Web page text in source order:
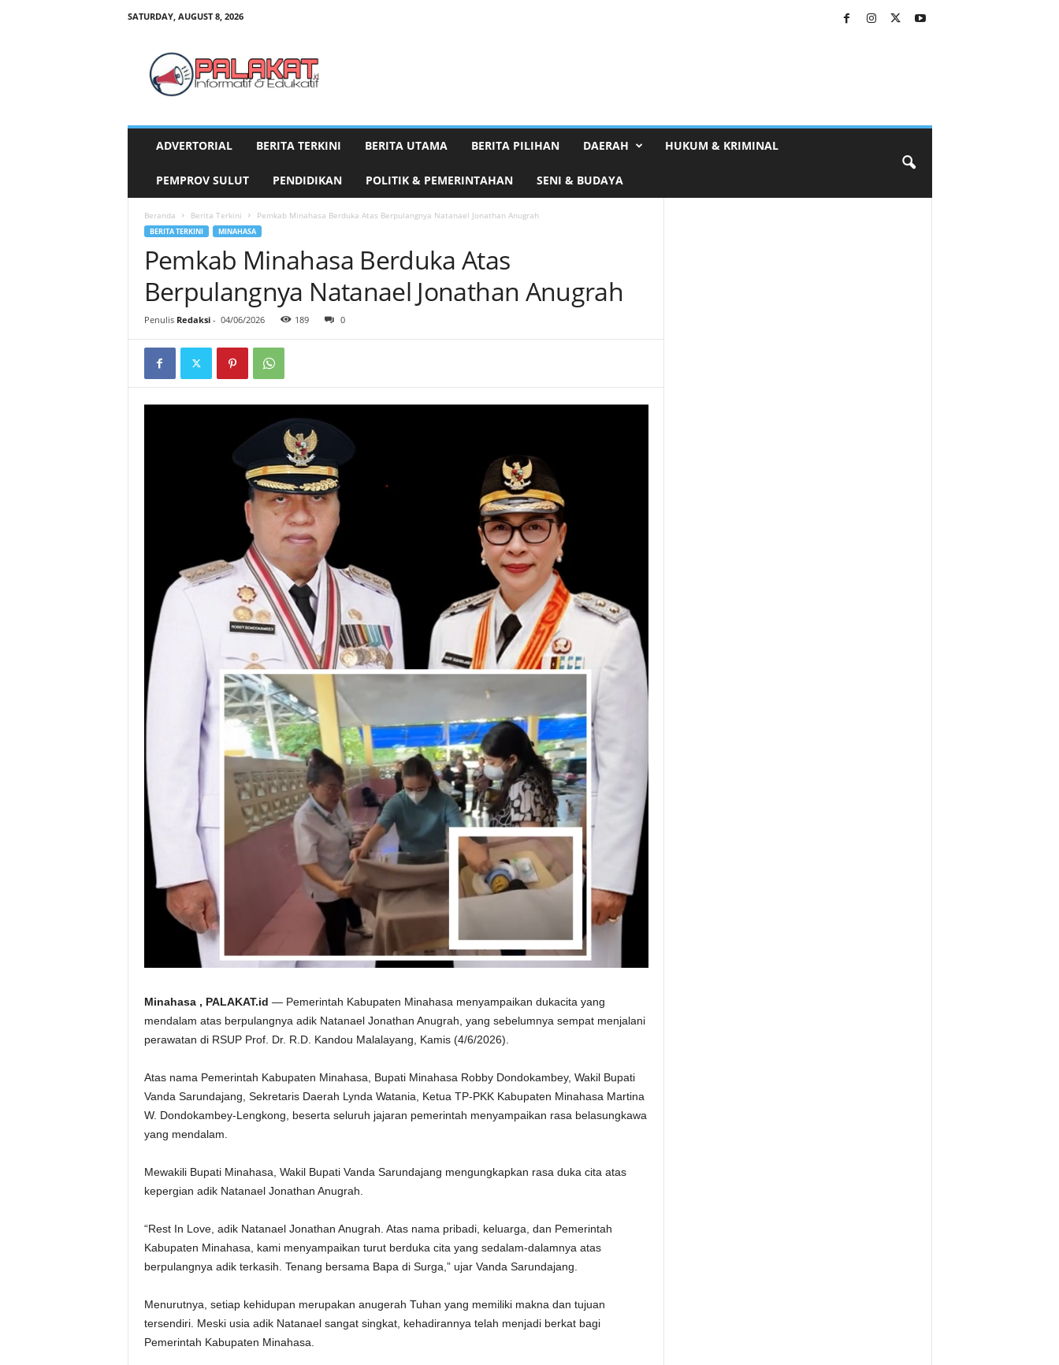
SATURDAY, AUGUST 8, 2026
ADVERTORIAL BERITA TERKINI BERITA UTAMA BERITA PILIHAN DAERAH HUKUM & KRIMINAL
PEMPROV SULUT PENDIDIKAN POLITIK & PEMERINTAHAN SENI & BUDAYA
Beranda Berita Terkini Pemkab Minahasa Berduka Atas Berpulangnya Natanael Jonathan Anugrah
BERITA TERKINI MINAHASA
Pemkab Minahasa Berduka Atas
Berpulangnya Natanael Jonathan Anugrah
Penulis Redaksi- 04/06/2026 189 0
Minahasa , PALAKAT.id — Pemerintah Kabupaten Minahasa menyampaikan dukacita yang
mendalam atas berpulangnya adik Natanael Jonathan Anugrah, yang sebelumnya sempat menjalani
perawatan di RSUP Prof. Dr. R.D. Kandou Malalayang, Kamis (4/6/2026).
Atas nama Pemerintah Kabupaten Minahasa, Bupati Minahasa Robby Dondokambey, Wakil Bupati
Vanda Sarundajang, Sekretaris Daerah Lynda Watania, Ketua TP-PKK Kabupaten Minahasa Martina
W. Dondokambey-Lengkong, beserta seluruh jajaran pemerintah menyampaikan rasa belasungkawa
yang mendalam.
Mewakili Bupati Minahasa, Wakil Bupati Vanda Sarundajang mengungkapkan rasa duka cita atas
kepergian adik Natanael Jonathan Anugrah.
“Rest In Love, adik Natanael Jonathan Anugrah. Atas nama pribadi, keluarga, dan Pemerintah
Kabupaten Minahasa, kami menyampaikan turut berduka cita yang sedalam-dalamnya atas
berpulangnya adik terkasih. Tenang bersama Bapa di Surga,” ujar Vanda Sarundajang.
Menurutnya, setiap kehidupan merupakan anugerah Tuhan yang memiliki makna dan tujuan
tersendiri. Meski usia adik Natanael sangat singkat, kehadirannya telah menjadi berkat bagi
Pemerintah Kabupaten Minahasa.